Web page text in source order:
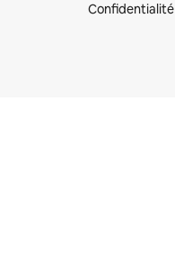
Confidentialité